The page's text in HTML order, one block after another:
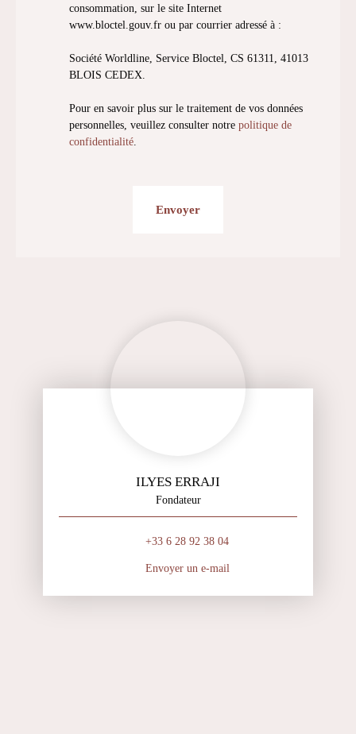
consommation, sur le site Internet
www.bloctel.gouv.fr ou par courrier adressé à :
Société Worldline, Service Bloctel, CS 61311, 41013
BLOIS CEDEX.
Pour en savoir plus sur le traitement de vos données
personnelles, veuillez consulter notre politique de
confidentialité
Envoyer
ILYES ERRAJI
Fondateur
+33 6 28 92 38 04
Envoyer un e-mail